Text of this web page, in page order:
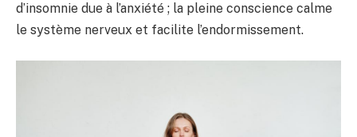
d’insomnie due à l’anxiété ; la pleine conscience calme
le système nerveux et facilite l’endormissement.